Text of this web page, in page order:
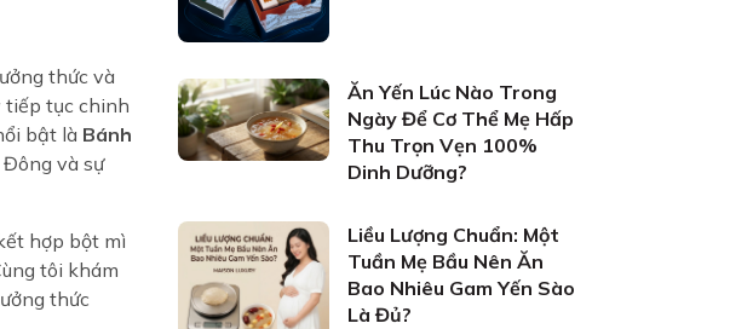
thức và
tiếp tục chinh
bật là Bánh
và sự
hợp bột mì
tôi khám
thức
Ăn Yến Lúc Nào Trong
Ngày Để Cơ Thể Mẹ Hấp
Thu Trọn Vẹn 100%
Dinh Dưỡng?
Liều Lượng Chuẩn: Một
Tuần Mẹ Bầu Nên Ăn
Bao Nhiêu Gam Yến Sào
Là Đủ?